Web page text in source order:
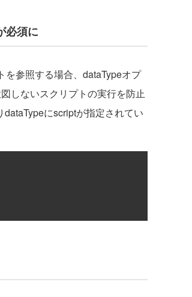
必須に
参照する場合、dataTypeオプ
しないスクリプトの実行を防止
にscriptが指定されてい